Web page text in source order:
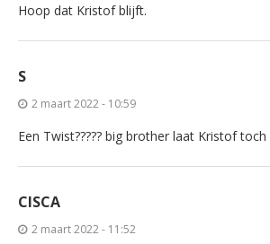
Hoop dat Kristof blijft.
S
2 maart 2022 - 10:59
Een Twist????? big brother laat Kristof
CISCA
2 maart 2022 - 11:52